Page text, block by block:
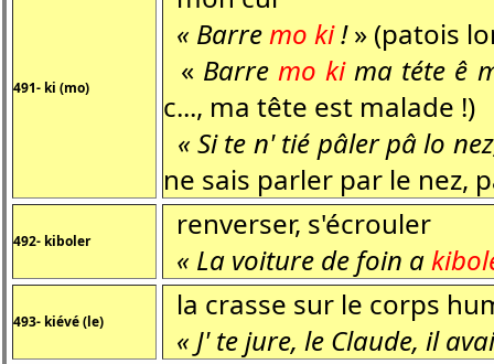
491- ki (mo)
« Barre mo ki!» (patois
« Barre mo kima téte ê
c..., ma tête est malade !)
« Si te n' tié pâler pâ lo
ne sais parler par le nez,
492- kiboler
renverser, s'écrouler
« La voiture de foin a
493- kiévé (le)
la crasse sur le corps
« J' te jure, le Claude, il